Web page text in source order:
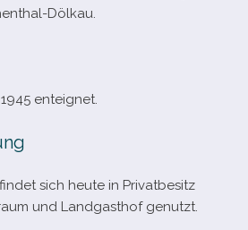
Dölkau.
enteignet.
sich heute in Privatbesitz
und Landgasthof genutzt.